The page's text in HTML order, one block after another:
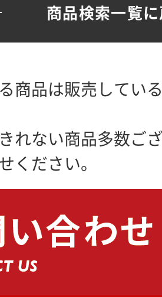
商品検索一覧
商品は販売してい
れない商品多数ご
ください。